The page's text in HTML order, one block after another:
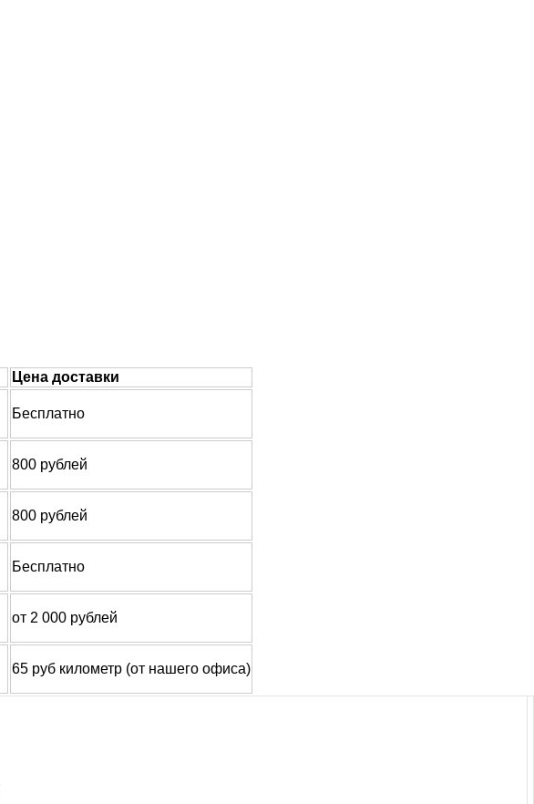
Цена доставки
Бесплатно
800 рублей
800 рублей
Бесплатно
от 2 000 рублей
65 руб километр (от нашего офиса)